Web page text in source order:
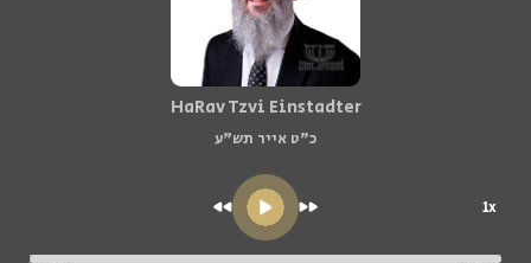
HaRav Tzvi Einstadter
כ"ט אייר תש"ע
1x